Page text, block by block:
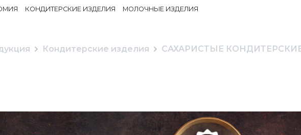
КОНДИТЕРСКИЕ ИЗДЕЛИЯ МОЛОЧНЫЕ ИЗДЕЛИЯ
Кондитерские изделия
САХАРИСТЫЕ